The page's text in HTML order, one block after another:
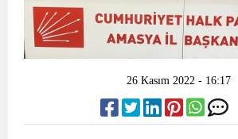
26 Kasım 2022 - 16:17